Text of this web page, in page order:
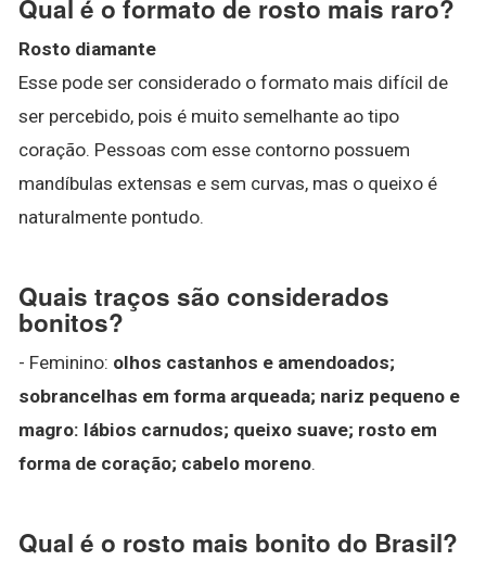
Qual é o formato de rosto mais raro?
Rosto diamante
Esse pode ser considerado o formato mais difícil de
ser percebido, pois é muito semelhante ao tipo
coração. Pessoas com esse contorno possuem
mandíbulas extensas e sem curvas, mas o queixo é
naturalmente pontudo.
Quais traços são considerados
bonitos?
- Feminino: olhos castanhos e amendoados;
sobrancelhas em forma arqueada; nariz pequeno e
magro: lábios carnudos; queixo suave; rosto em
forma de coração; cabelo moreno.
Qual é o rosto mais bonito do Brasil?